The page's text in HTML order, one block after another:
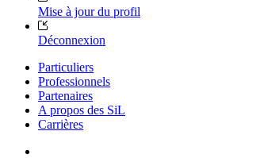
Mise à jour du profil
Déconnexion
Particuliers
Professionnels
Partenaires
A propos des SiL
Carrières